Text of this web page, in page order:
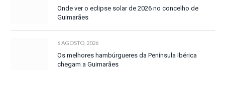
Onde ver o eclipse solar de 2026 no concelho de
Guimarães
6 AGOSTO, 2026
Os melhores hambúrgueres da Península Ibérica
chegam a Guimarães